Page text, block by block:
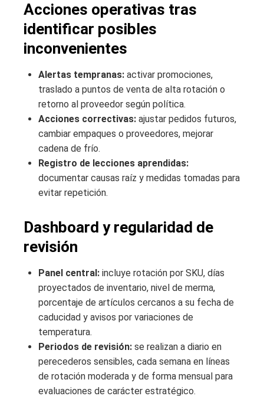
Acciones operativas tras
identificar posibles
inconvenientes
Alertas tempranas: activar promociones,
traslado a puntos de venta de alta rotación o
retorno al proveedor según política.
Acciones correctivas: ajustar pedidos futuros,
cambiar empaques o proveedores, mejorar
cadena de frío.
Registro de lecciones aprendidas:
documentar causas raíz y medidas tomadas para
evitar repetición.
Dashboard y regularidad de
revisión
Panel central: incluye rotación por SKU, días
proyectados de inventario, nivel de merma,
porcentaje de artículos cercanos a su fecha de
caducidad y avisos por variaciones de
temperatura.
Periodos de revisión: se realizan a diario en
perecederos sensibles, cada semana en líneas
de rotación moderada y de forma mensual para
evaluaciones de carácter estratégico.